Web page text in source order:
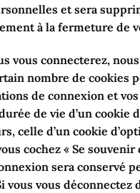
et sera
à la fermeture de
vous connecterez,
nombre de cookies
de connexion et
de vie d’un cookie
celle d’un cookie
cochez « Se
sera conservé
vous vous déconnectez